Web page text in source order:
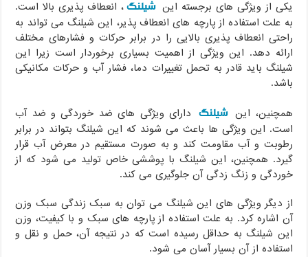
یکی از ویژگی های برجسته این شیلنگ، انعطاف پذیری بالا است.
به علت استفاده از پارچه های انعطاف پذیر، این شیلنگ می تواند به
راحتی انعطاف پذیری بالایی را در برابر حرکات و فشارهای مختلف
ارائه دهد. این ویژگی از اهمیت بسیاری برخوردار است زیرا این
شیلنگ باید قادر به تحمل تغییرات دما، فشار آب و حرکات مکانیکی
باشد.
همچنین، این شیلنگ دارای ویژگی های ضد خوردگی و ضد آب
است. این ویژگی ها باعث می شوند که این شیلنگ بتواند در برابر
رطوبت و آب مقاومت کند و به صورت مستقیم در معرض آب قرار
گیرد. همچنین، این شیلنگ با پوششی خاص تولید می شود که از
خوردگی و زنگ زدگی آن جلوگیری می کند.
از دیگر ویژگی های این شیلنگ می توان به سبک زندگی سبک وزن
آن اشاره کرد. به علت استفاده از پارچه های سبک و با کیفیت، وزن
این شیلنگ به حداقل رسیده است که در نتیجه آن، حمل و نقل و
استفاده از آن بسیار آسان می شود.